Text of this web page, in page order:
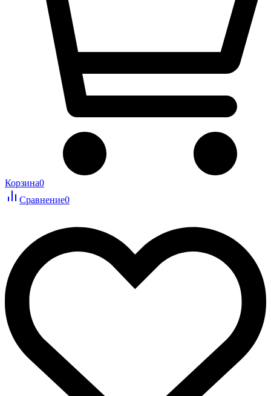
Корзина0
Сравнение0